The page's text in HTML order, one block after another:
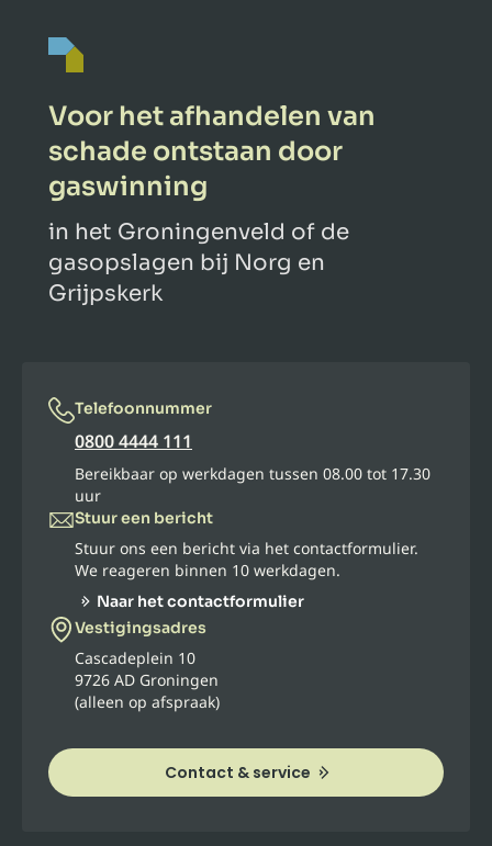
Voor het afhandelen van
schade ontstaan door
gaswinning
in het Groningenveld of de
gasopslagen bij Norg en
Grijpskerk
Telefoonnummer
0800 4444 111
Bereikbaar op werkdagen tussen 08.00 tot 17.30
uur
Stuur een bericht
Stuur ons een bericht via het contactformulier.
We reageren binnen 10 werkdagen.
Naar het contactformulier
Vestigingsadres
Cascadeplein 10
9726 AD Groningen
(alleen op afspraak)
Contact & service